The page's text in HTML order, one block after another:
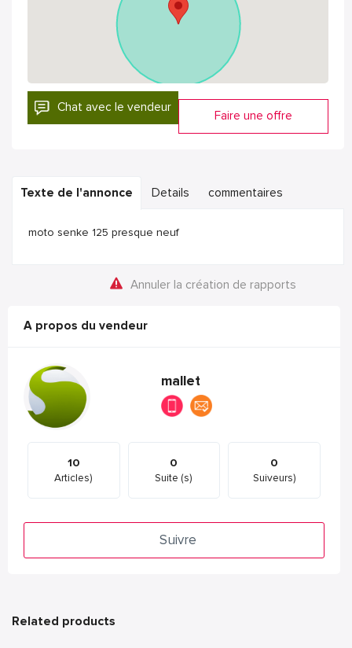
Chat avec le vendeur
Faire une offre
Texte de l'annonce Details commentaires
moto senke 125 presque neuf
Annuler la création de rapports
A propos du vendeur
mallet
10
Articles)
0
Suite (s)
0
Suiveurs)
Suivre
Related products